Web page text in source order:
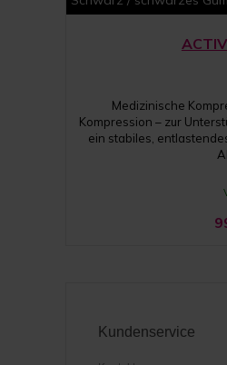
Medizinische
Kompression – zur
ein stabiles,
Kundenservice